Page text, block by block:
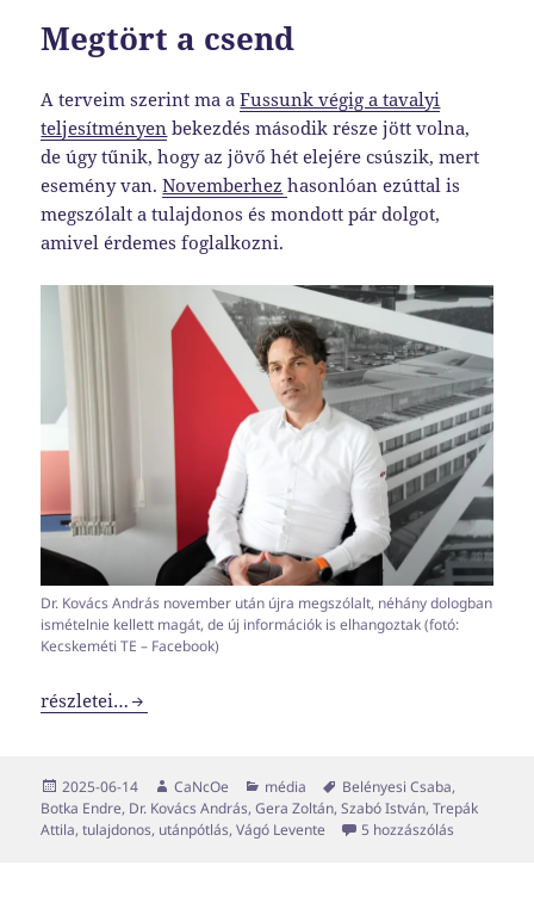
Megtört a csend
A terveim szerint ma aFussunk végig a tavalyi
teljesítményen bekezdés második része jött volna,
de úgy tűnik, hogy az jövő hét elejére csúszik, mert
esemény van.Novemberhez hasonlóan ezúttal is
megszólalt a tulajdonos és mondott pár dolgot,
amivel érdemes foglalkozni.
Dr. Kovács András november után újra megszólalt, néhány dologban
ismételnie kellett magát, de új információk is elhangoztak (fotó:
Kecskeméti TE – Facebook)
Megtört a csend
részletei…
Közzétéve
2025-06-14 Szerző
CaNcOe Kategória
média Címke
Belényesi Csaba,
Botka Endre, Dr. Kovács András,Gera Zoltán,Szabó István,Trepák
Attila,tulajdonos, utánpótlás,Vágó Levente 5 hozzászólás